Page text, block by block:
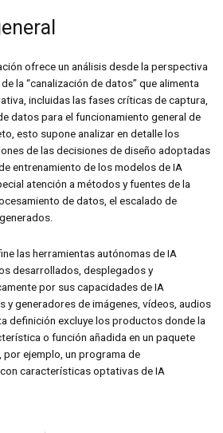
ofrece un análisis desde la perspectiva
la “canalización de datos” que alimenta
incluidas las fases críticas de captura,
datos para el funcionamiento general de
esto supone analizar en detalle los
de las decisiones de diseño adoptadas
entrenamiento de los modelos de IA
atención a métodos y fuentes de la
de datos, el escalado de
las herramientas autónomas de IA
desarrollados, desplegados y
por sus capacidades de IA
y generadores de imágenes, vídeos, audios
definición excluye los productos donde la
o función añadida en un paquete
ejemplo, un programa de
características optativas de IA